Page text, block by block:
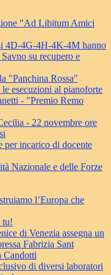
"Ad Libitum Amici
4D-4G-4H-4K-4M hanno
su recupero e
"Panchina Rossa"
esecuzioni al pianoforte
- "Premio Remo
- 22 novembre ore
per incarico di docente
Nazionale e delle Forze
l’Europa che
tu!
di Venezia assegna un
Fabrizia Sant
Candotti
di diversi laboratori